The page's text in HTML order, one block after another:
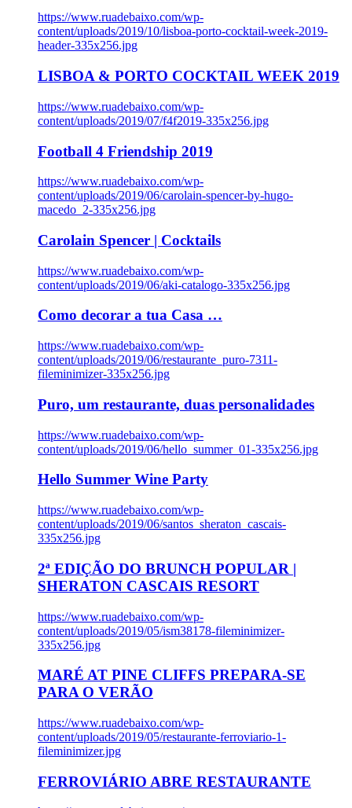
https://www.ruadebaixo.com/wp-
content/uploads/2019/10/lisboa-porto-cocktail-week-2019-
header-335x256.jpg
LISBOA & PORTO COCKTAIL WEEK 2019
https://www.ruadebaixo.com/wp-
content/uploads/2019/07/f4f2019-335x256.jpg
Football 4 Friendship 2019
https://www.ruadebaixo.com/wp-
content/uploads/2019/06/carolain-spencer-by-hugo-
macedo_2-335x256.jpg
Carolain Spencer | Cocktails
https://www.ruadebaixo.com/wp-
content/uploads/2019/06/aki-catalogo-335x256.jpg
Como decorar a tua Casa …
https://www.ruadebaixo.com/wp-
content/uploads/2019/06/restaurante_puro-7311-
fileminimizer-335x256.jpg
Puro, um restaurante, duas personalidades
https://www.ruadebaixo.com/wp-
content/uploads/2019/06/hello_summer_01-335x256.jpg
Hello Summer Wine Party
https://www.ruadebaixo.com/wp-
content/uploads/2019/06/santos_sheraton_cascais-
335x256.jpg
2ª EDIÇÃO DO BRUNCH POPULAR |
SHERATON CASCAIS RESORT
https://www.ruadebaixo.com/wp-
content/uploads/2019/05/ism38178-fileminimizer-
335x256.jpg
MARÉ AT PINE CLIFFS PREPARA-SE
PARA O VERÃO
https://www.ruadebaixo.com/wp-
content/uploads/2019/05/restaurante-ferroviario-1-
fileminimizer.jpg
FERROVIÁRIO ABRE RESTAURANTE